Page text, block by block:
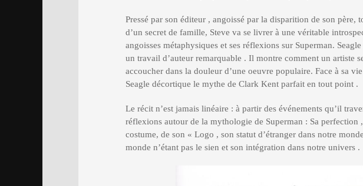
Pressé par son éditeur , angoissé par la disparition de son père,
d’un secret de famille, Steve va se livrer à une véritable
angoisses métaphysiques et ses réflexions sur Superman.
un travail d’auteur remarquable . Il montre comment un artiste
accoucher dans la douleur d’une oeuvre populaire. Face à sa
Seagle décortique le mythe de Clark Kent parfait en tout point .
Le récit n’est jamais linéaire : à partir des événements qu’il
réflexions autour de la mythologie de Superman : Sa perfection
costume, de son « Logo , son statut d’étranger dans notre
monde n’étant pas le sien et son intégration dans notre univers .